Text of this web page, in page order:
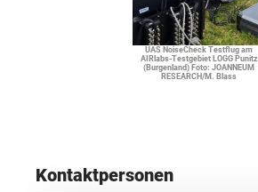
UAS NoiseCheck Testflug am
AIRlabs-Testgebiet LOGG Punitz
(Burgenland) Foto: JOANNEUM
RESEARCH/M. Blass
Kontaktpersonen